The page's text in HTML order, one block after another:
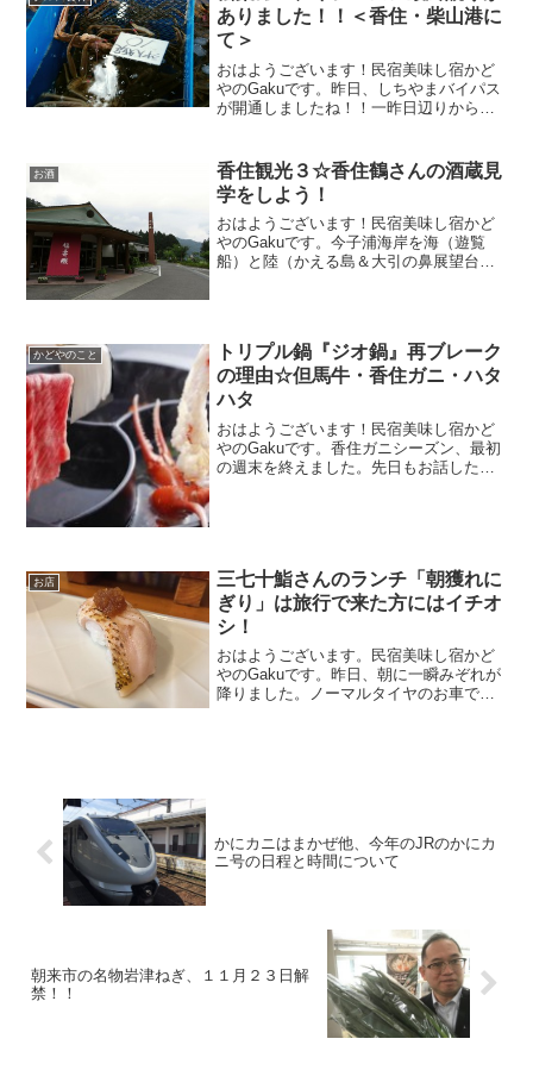
ありました！！＜香住・柴山港に
て＞
おはようございます！民宿美味し宿かど
やのGakuです。昨日、しちやまバイパス
が開通しましたね！！一昨日辺りから、2
（しちやま）バイパス3/22開通！＞」が
検索経由でたく...
お酒
香住観光３☆香住鶴さんの酒蔵見
学をしよう！
おはようございます！民宿美味し宿かど
やのGakuです。今子浦海岸を海（遊覧
船）と陸（かえる島＆大引の鼻展望台）
ちらは年中無休で無料に...
かどやのこと
トリプル鍋『ジオ鍋』再ブレーク
の理由☆但馬牛・香住ガニ・ハタ
ハタ
おはようございます！民宿美味し宿かど
やのGakuです。香住ガニシーズン、最初
の週末を終えました。先日もお話した通
お店
三七十鮨さんのランチ「朝獲れに
ぎり」は旅行で来た方にはイチオ
シ！
おはようございます。民宿美味し宿かど
やのGakuです。昨日、朝に一瞬みぞれが
降りました。ノーマルタイヤのお車でお
かにカニはまかぜ他、今年のJRのかにカ
ニ号の日程と時間について
朝来市の名物岩津ねぎ、１１月２３日解
禁！！